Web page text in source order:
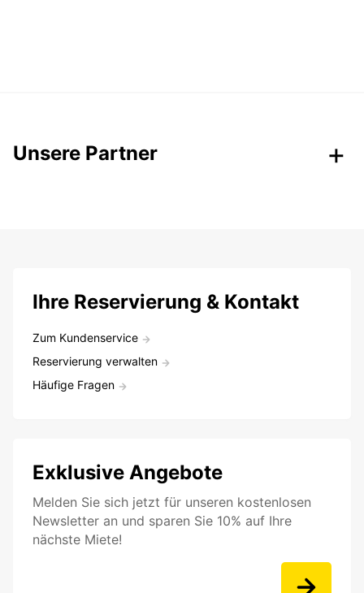
Unsere Partner
Ihre Reservierung & Kontakt
Zum Kundenservice
Reservierung verwalten
Häufige Fragen
Exklusive Angebote
Melden Sie sich jetzt für unseren kostenlosen
Newsletter an und sparen Sie 10% auf Ihre
nächste Miete!